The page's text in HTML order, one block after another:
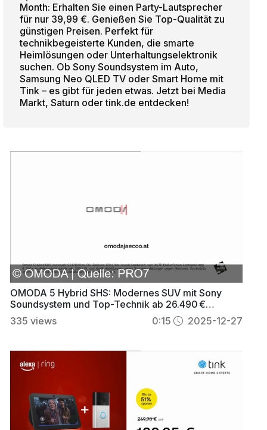
Month: Erhalten Sie einen Party-Lautsprecher
für nur 39,99 €. Genießen Sie Top-Qualität zu
günstigen Preisen. Perfekt für
technikbegeisterte Kunden, die smarte
Heimlösungen oder Unterhaltungselektronik
suchen. Ob Sony Soundsystem im Auto,
Samsung Neo QLED TV oder Smart Home mit
Tink – es gibt für jeden etwas. Jetzt bei Media
Markt, Saturn oder tink.de entdecken!
OMODA 5 Hybrid SHS: Modernes SUV mit Sony
Soundsystem und Top-Technik ab 26.490 €
entdecken
335 views 0:15 2025-12-27